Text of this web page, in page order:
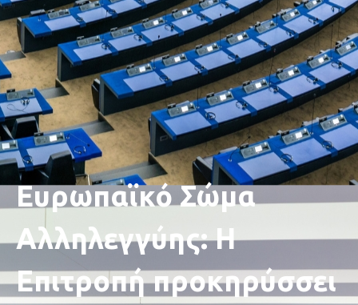
Ευρωπαϊκό Σώμα
Αλληλεγγύης: Η
Επιτροπή προκηρύσσει